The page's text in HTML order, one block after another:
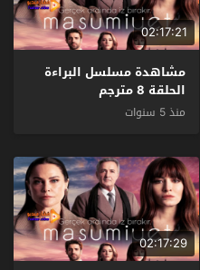
02:17:21
مشاهدة مسلسل البراءة
الحلقة 8 مترجم
منذ 5 سنوات
02:17:29